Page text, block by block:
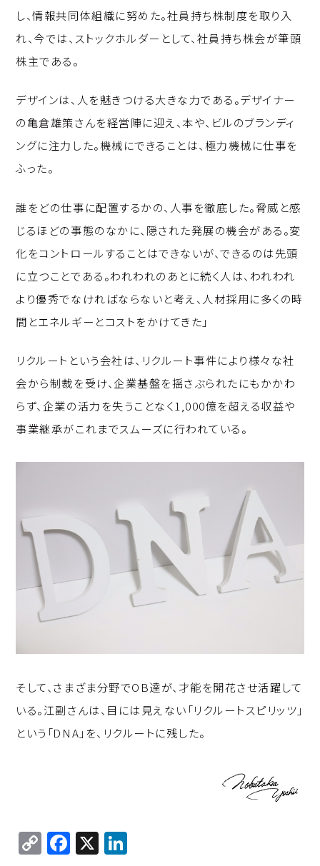
し、情報共同体組織に努めた。社員持ち株制度を取り入
れ、今では、ストックホルダーとして、社員持ち株会が筆頭
株主である。
デザインは、人を魅きつける大きな力である。デザイナー
の亀倉雄策さんを経営陣に迎え、本や、ビルのブランディ
ングに注力した。機械にできることは、極力機械に仕事を
ふった。
誰をどの仕事に配置するかの、人事を徹底した。脅威と感
じるほどの事態のなかに、隠された発展の機会がある。変
化をコントロールすることはできないが、できるのは先頭
に立つことである。われわれのあとに続く人は、われわれ
より優秀でなければならないと考え、人材採用に多くの時
間とエネルギーとコストをかけてきた」
リクルートという会社は、リクルート事件により様々な社
会から制裁を受け、企業基盤を揺さぶられたにもかかわ
らず、企業の活力を失うことなく1,000億を超える収益や
事業継承がこれまでスムーズに行われている。
そして、さまざま分野でOB達が、才能を開花させ活躍して
いる。江副さんは、目には見えない「リクルートスピリッツ」
という「DNA」を、リクルートに残した。
C F X